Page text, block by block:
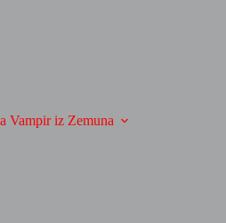
Vampir iz Zemuna